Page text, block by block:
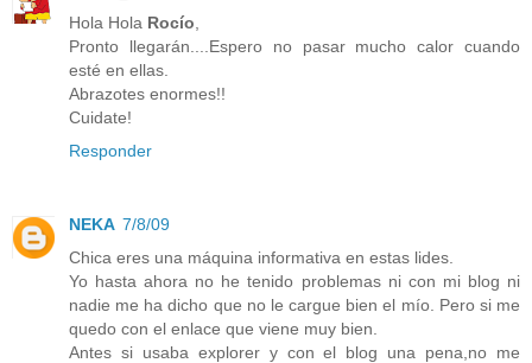
Hola Hola Rocío
Pronto llegarán....Espero no pasar mucho calor cuando
esté en ellas.
Abrazotes enormes!!
Cuidate!
Responder
NEKA 7/8/09
Chica eres una máquina informativa en estas lides.
Yo hasta ahora no he tenido problemas ni con mi blog ni
nadie me ha dicho que no le cargue bien el mío. Pero si me
quedo con el enlace que viene muy bien.
Antes si usaba explorer y con el blog una pena,no me